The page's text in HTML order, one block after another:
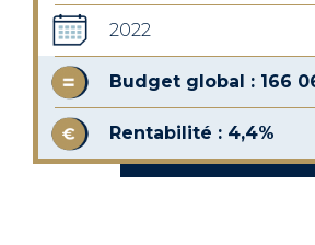
2022
Budget global : 166
Rentabilité : 4,4%